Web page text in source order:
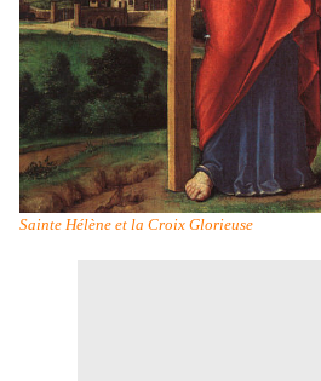
Sainte Hélène et la Croix Glorieuse